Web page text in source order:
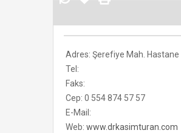
Adres: Şerefiye Mah. Hastane
Tel:
Faks:
Cep: 0 554 874 57 57
E-Mail:
Web: www.drkasimturan.com